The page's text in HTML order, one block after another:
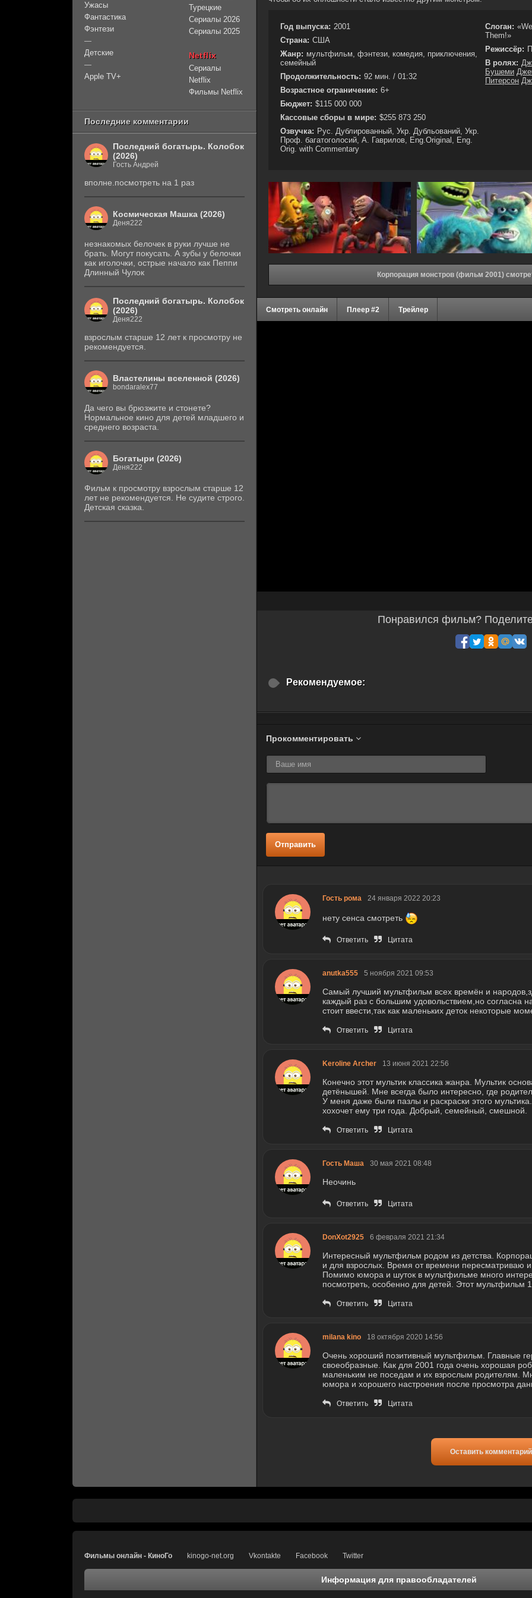
Год выпуска: 2001
Страна: США
Жанр: мультфильм, фэнтези, комедия, приключения,
семейный
Продолжительность: 92 мин. / 01:32
Возрастное ограничение: 6+
Бюджет: $115 000 000
Кассовые сборы в мире: $255 873 250
Озвучка: Рус. Дублированный, Укр. Дубльований, Укр.
Проф. багатоголосий, А. Гаврилов, Eng.Original, Eng.
Orig. with Commentary
Слоган:
Them!»
Режиссёр:
В ролях:
Бушеми
Питерсон
Корпорация монстров (фильм 2001)
Смотреть онлайн Плеер #2 Трейлер
Понравился фильм?
Рекомендуемое:
Прокомментировать
Отправить
Гость рома 24 января 2022 20:23
нету сенса смотреть
Ответить Цитата
anutka555 5 ноября 2021 09:53
Самый лучший мультфильм всех времён и
каждый раз с большим удовольствием,но согласна
стоит ввести,так как маленьких деток некоторые
Ответить Цитата
Keroline Archer 13 июня 2021 22:56
Конечно этот мультик классика жанра. Мультик
детёнышей. Мне всегда было интересно, где
У меня даже были пазлы и раскраски этого
хохочет ему три года. Добрый, семейный, смешной.
Ответить Цитата
Гость Маша 30 мая 2021 08:48
Неочинь
Ответить Цитата
DonXot2925 6 февраля 2021 21:34
Интересный мультфильм родом из детства.
и для взрослых. Время от времени пересматриваю
Помимо юмора и шуток в мультфильме много
посмотреть, особенно для детей. Этот мультфильм
Ответить Цитата
milana kino 18 октября 2020 14:56
Очень хороший позитивный мультфильм. Главные
своеобразные. Как для 2001 года очень хорошая
маленьким не поседам и их взрослым родителям.
юмора и хорошего настроения после просмотра
Ответить Цитата
Оставить комментарий
Ужасы
Фантастика
Фэнтези
—
Детские
—
Apple TV+
Турецкие
Сериалы 2026
Сериалы 2025
Netflix
Сериалы
Netflix
Фильмы Netflix
Последние комментарии
Последний богатырь. Колобок
(2026)
Гость Андрей
вполне.посмотреть на 1 раз
Космическая Машка (2026)
Деня222
незнакомых белочек в руки лучше не
брать. Могут покусать. А зубы у белочки
как иголочки, острые начало как Пеппи
Длинный Чулок
Последний богатырь. Колобок
(2026)
Деня222
взрослым старше 12 лет к просмотру не
рекомендуется.
Властелины вселенной (2026)
bondaralex77
Да чего вы брюзжите и стонете?
Нормальное кино для детей младшего и
среднего возраста.
Богатыри (2026)
Деня222
Фильм к просмотру взрослым старше 12
лет не рекомендуется. Не судите строго.
Детская сказка.
Фильмы онлайн - КиноГо kinogo-net.org Vkontakte Facebook Twitter
Информация для правообладателей